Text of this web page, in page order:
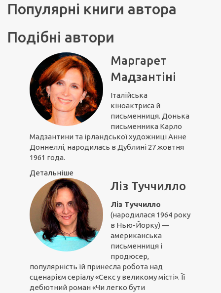
Популярні книги автора
Подібні автори
Маргарет
Мадзантіні
Італійська
кіноактриса й
письменниця. Донька
письменника Карло
Мадзантини та ірландської художниці Анне
Доннеллі, народилась в Дублині 27 жовтня
1961 года.
Детальніше
Ліз Туччилло
Ліз Туччилло
(народилася 1964 року
в Нью-Йорку) —
американська
письменниця і
продюсер,
популярність їй принесла робота над
сценарієм серіалу «Секс у великому місті». Її
дебютний роман «Чи легко бути